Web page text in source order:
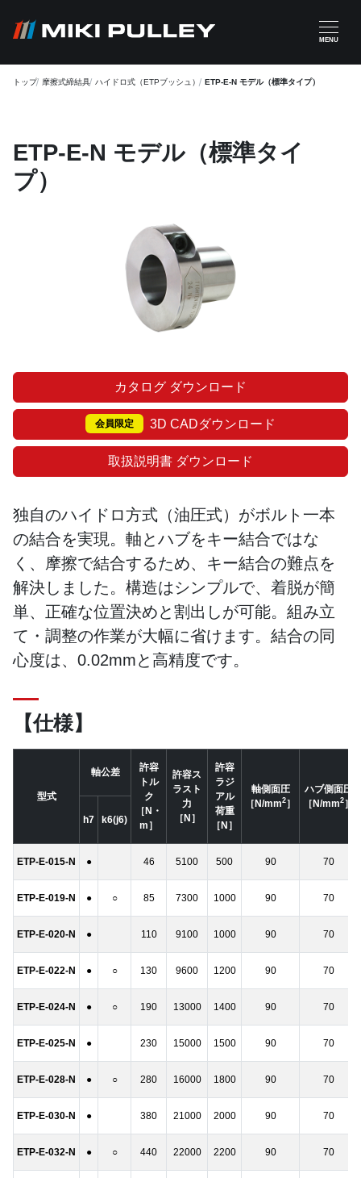
MENU
トップ 摩擦式締結具 ハイドロ式（ETPブッシュ） ETP-E-N モデル（標準タイプ）
ETP-E-N モデル（標準タイ
プ）
カタログ ダウンロード
会員限定 3D CADダウンロード
取扱説明書 ダウンロード
独自のハイドロ方式（油圧式）がボルト一本
の結合を実現。軸とハブをキー結合ではな
く、摩擦で結合するため、キー結合の難点を
解決しました。構造はシンプルで、着脱が簡
単、正確な位置決めと割出しが可能。組み立
て・調整の作業が大幅に省けます。結合の同
心度は、0.02mmと高精度です。
【仕様】
型式
軸公差
許容
トル
ク
［N・
m］
許容ス
ラスト
力
［N］
許容
ラジ
アル
荷重
［N］
軸側面圧
［N/mm2］
ハブ側面圧
［N/mm2］
h7
k6(j6)
ETP-E-015-N ● 46 5100 500 90 70
ETP-E-019-N ● ○ 85 7300 1000 90 70
ETP-E-020-N ● 110 9100 1000 90 70
ETP-E-022-N ● ○ 130 9600 1200 90 70
ETP-E-024-N ● ○ 190 13000 1400 90 70
ETP-E-025-N ● 230 15000 1500 90 70
ETP-E-028-N ● ○ 280 16000 1800 90 70
ETP-E-030-N ● 380 21000 2000 90 70
ETP-E-032-N ● ○ 440 22000 2200 90 70